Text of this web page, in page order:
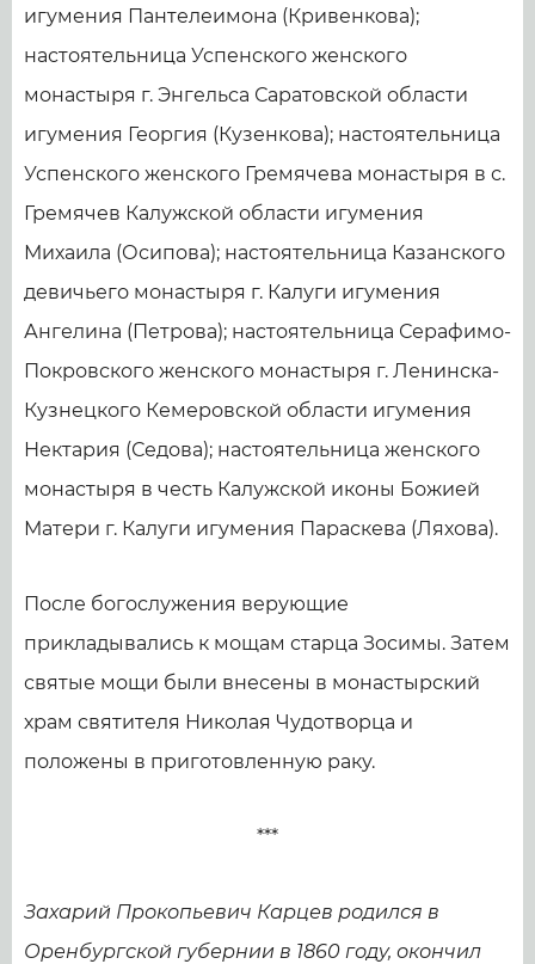
игумения Пантелеимона (Кривенкова);
настоятельница Успенского женского
монастыря г. Энгельса Саратовской области
игумения Георгия (Кузенкова); настоятельница
Успенского женского Гремячева монастыря в с.
Гремячев Калужской области игумения
Михаила (Осипова); настоятельница Казанского
девичьего монастыря г. Калуги игумения
Ангелина (Петрова); настоятельница Серафимо-
Покровского женского монастыря г. Ленинска-
Кузнецкого Кемеровской области игумения
Нектария (Седова); настоятельница женского
монастыря в честь Калужской иконы Божией
Матери г. Калуги игумения Параскева (Ляхова).
После богослужения верующие
прикладывались к мощам старца Зосимы. Затем
святые мощи были внесены в монастырский
храм святителя Николая Чудотворца и
положены в приготовленную раку.
***
Захарий Прокопьевич Карцев родился в
Оренбургской губернии в 1860 году, окончил